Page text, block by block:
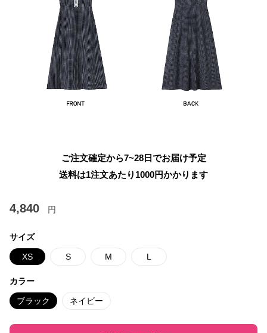
ご注文確定から7~28日でお届け予定
送料は1注文あたり 1000円かかります
4,840 円
サイズ
XS S M L
カラー
ブラック ネイビー